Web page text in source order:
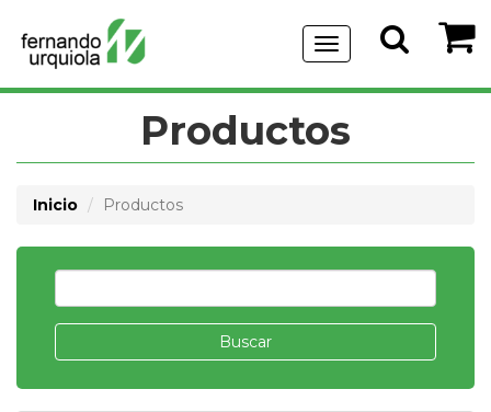
Menu
de
Navegación
Productos
Inicio Productos
Buscar